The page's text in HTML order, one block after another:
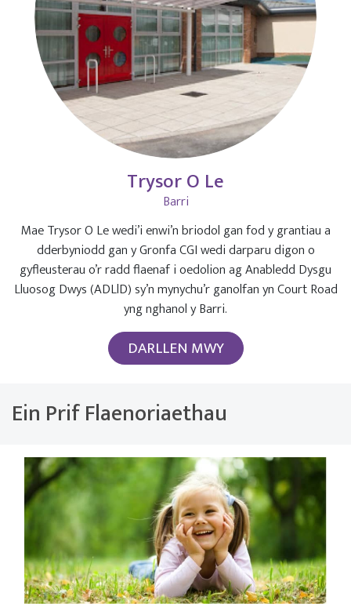
Trysor O Le
Barri
Mae Trysor O Le wedi’i enwi’n briodol gan fod y grantiau a
dderbyniodd gan y Gronfa CGI wedi darparu digon o
gyfleusterau o’r radd flaenaf i oedolion ag Anabledd Dysgu
Lluosog Dwys (ADLlD) sy’n mynychu’r ganolfan yn Court Road
yng nghanol y Barri.
DARLLEN MWY
Ein Prif Flaenoriaethau